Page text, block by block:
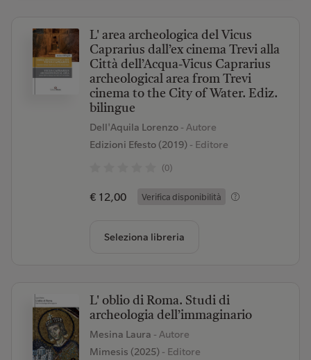
L' area archeologica del Vicus
Caprarius dall’ex cinema Trevi alla
Città dell’Acqua-Vicus Caprarius
archeological area from Trevi
cinema to the City of Water. Ediz.
bilingue
Dell'Aquila Lorenzo - Autore
Edizioni Efesto (2019)- Editore
(0)
€ 12,00 Verifica disponibilità
Seleziona libreria
L' oblio di Roma. Studi di
archeologia dell’immaginario
Mesina Laura - Autore
Mimesis (2025)- Editore